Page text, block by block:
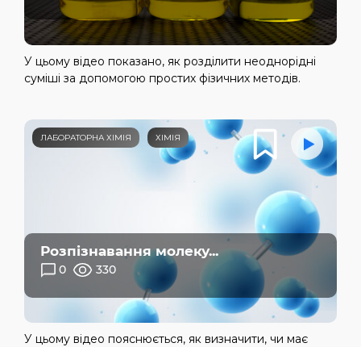
У цьому відео показано, як розділити неоднорідні
суміші за допомогою простих фізичних методів.
ЛАБОРАТОРНА ХІМІЯ ХІМІЯ
Розпізнавання молеку...
0 330
У цьому відео пояснюється, як визначити, чи має